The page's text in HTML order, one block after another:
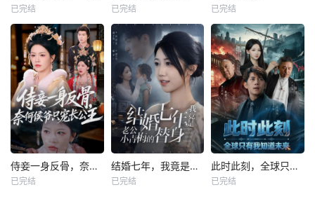
已完结 已完结 已完结
侍妾一身反骨，奈何侯爷只宠长公主
已完结
结婚七年，我竟是老公小青梅的替身
已完结
此时此刻，全球只有我知道未来
已完结